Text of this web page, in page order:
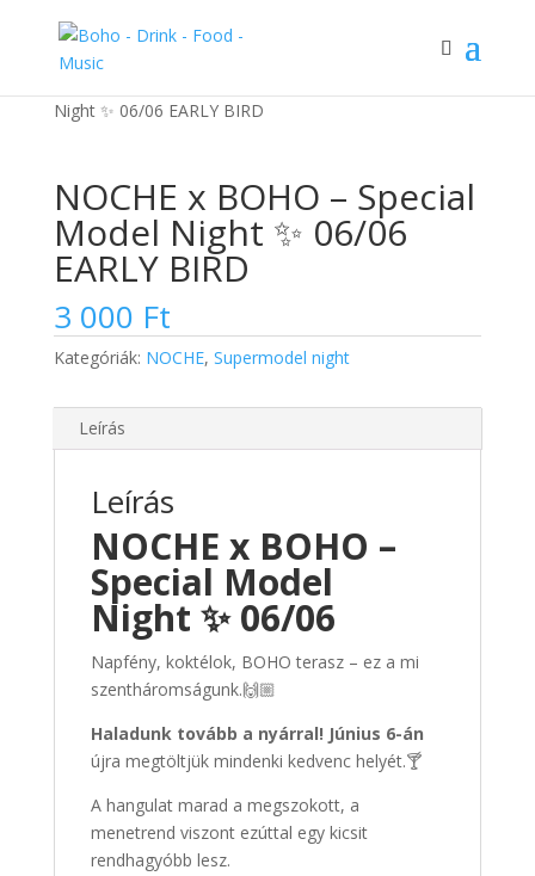
Night ✨ 06/06 EARLY BIRD
NOCHE x BOHO – Special
Model Night ✨ 06/06
EARLY BIRD
3 000 Ft
Kategóriák: NOCHE, Supermodel night
Leírás
Leírás
NOCHE x BOHO –
Special Model
Night ✨ 06/06
Napfény, koktélok, BOHO terasz – ez a mi
szentháromságunk.🙌🏼
Haladunk tovább a nyárral! Június 6-án
újra megtöltjük mindenki kedvenc helyét.🍸
A hangulat marad a megszokott, a
menetrend viszont ezúttal egy kicsit
rendhagyóbb lesz.